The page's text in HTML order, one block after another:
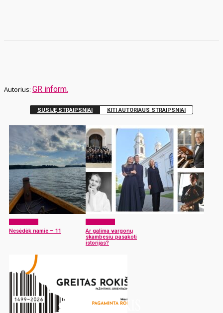
GR inform.
SUSIJĘ STRAIPSNIAI KITI AUTORIAUS STRAIPSNIAI
Nesėdėk namie – 11
Ar galima vargonų
skambesiu pasakoti
istorijas?